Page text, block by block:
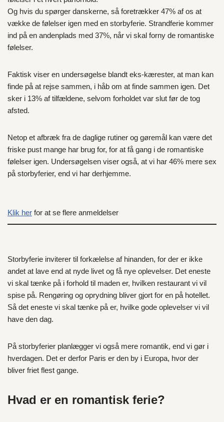
Og hvis du spørger danskerne, så foretrækker 47% af os at
vække de følelser igen med en storbyferie. Strandferie kommer
ind på en andenplads med 37%, når vi skal forny de romantiske
følelser.
Faktisk viser en undersøgelse blandt eks-kærester, at man kan
finde på at rejse sammen, i håb om at finde sammen igen. Det
sker i 13% af tilfældene, selvom forholdet var slut før de tog
afsted.
Netop et afbræk fra de daglige rutiner og gøremål kan være det
friske pust mange har brug for, for at få gang i de romantiske
følelser igen. Undersøgelsen viser også, at vi har 46% mere sex
på storbyferier, end vi har derhjemme.
Klik her for at se flere anmeldelser
Storbyferie inviterer til forkælelse af hinanden, for der er ikke
andet at lave end at nyde livet og få nye oplevelser. Det eneste
vi skal tænke på i forhold til maden er, hvilken restaurant vi vil
spise på. Rengøring og oprydning bliver gjort for en på hotellet.
Så det eneste vi skal tænke på er, hvilke gode oplevelser vi vil
have den dag.
På storbyferier planlægger vi også mere romantik, end vi gør i
hverdagen. Det er derfor Paris er den by i Europa, hvor der
bliver friet flest gange.
Hvad er en romantisk ferie?